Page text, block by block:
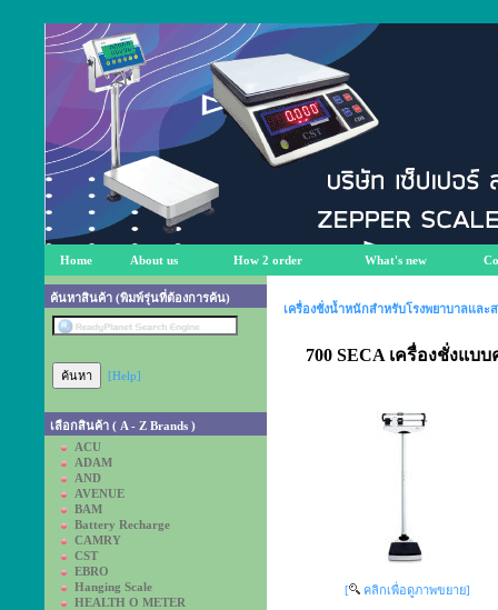
Home About us How 2 order What's new
ค้นหาสินค้า (พิมพ์รุ่นที่ต้องการค้น)
[Help]
เลือกสินค้า ( A - Z Brands )
ACU
ADAM
AND
AVENUE
BAM
Battery Recharge
CAMRY
CST
EBRO
Hanging Scale
HEALTH O METER
เครื่องชั่งน้ำหนักสำหรับโรงพยาบาลและ
700 SECA เครื่องชั่งแบ
[ คลิกเพื่อดูภาพขยาย]